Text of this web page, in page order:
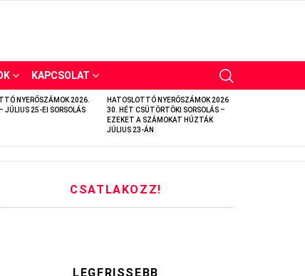
KAPCSOLAT
NYERŐSZÁMOK 2026.
JÚLIUS 25-EI SORSOLÁS
HATOSLOTTÓ NYERŐSZÁMOK 2026
30. HÉT CSÜTÖRTÖKI SORSOLÁS –
EZEKET A SZÁMOKAT HÚZTÁK
JÚLIUS 23-ÁN
CSATLAKOZZ!
LEGFRISSEBB